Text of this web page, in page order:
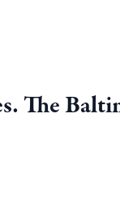
The